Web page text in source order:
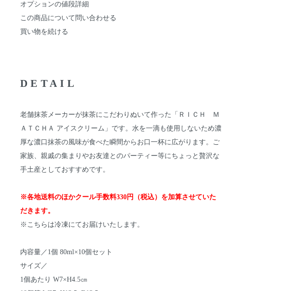
オプションの値段詳細
この商品について問い合わせる
買い物を続ける
DETAIL
老舗抹茶メーカーが抹茶にこだわりぬいて作った「ＲＩＣＨ Ｍ
ＡＴＣＨＡ アイスクリーム」です。水を一滴も使用しないため濃
厚な濃口抹茶の風味が食べた瞬間からお口一杯に広がります。ご
家族、親戚の集まりやお友達とのパーティー等にちょっと贅沢な
手土産としておすすめです。
※各地送料のほかクール手数料330円（税込）を加算させていた
だきます。
※こちらは冷凍にてお届けいたします。
内容量／1個 80ml×10個セット
サイズ／
1個あたり W7×H4.5㎝